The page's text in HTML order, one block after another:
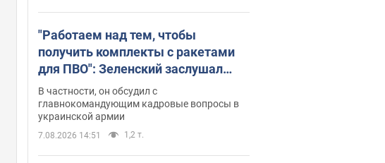
"Работаем над тем, чтобы
получить комплекты с ракетами
для ПВО": Зеленский заслушал
доклад Драпатого и объявил о
новых мерах
В частности, он обсудил с
главнокомандующим кадровые вопросы в
украинской армии
7.08.2026 14:51 1,2 т.